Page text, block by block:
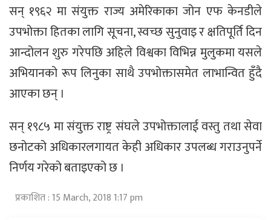
सन् १९६२ मा संयुक्त राज्य अमेरिकाका जोन एफ केनडीले
उपभोक्ता हितका लागि सूचना, स्वच्छ सुनुवाइ र क्षतिपूर्ति दिन
आन्दोलन शुरु गरेपछि अहिले विश्वका विभिन्न मुलुकमा यसले
अभियानको रूप लिनुका साथै उपभोक्तासमेत लाभान्वित हुँदै
आएका छन् ।
सन् १९८५ मा संयुक्त राष्ट्र संघले उपभोक्तालाई वस्तु तथा सेवा
छनोटको अधिकारलगायत केही अधिकार उपलब्ध गराउनुपर्ने
निर्णय गरेको बताइएको छ ।
प्रकाशित : 15 March, 2018 1:17 pm